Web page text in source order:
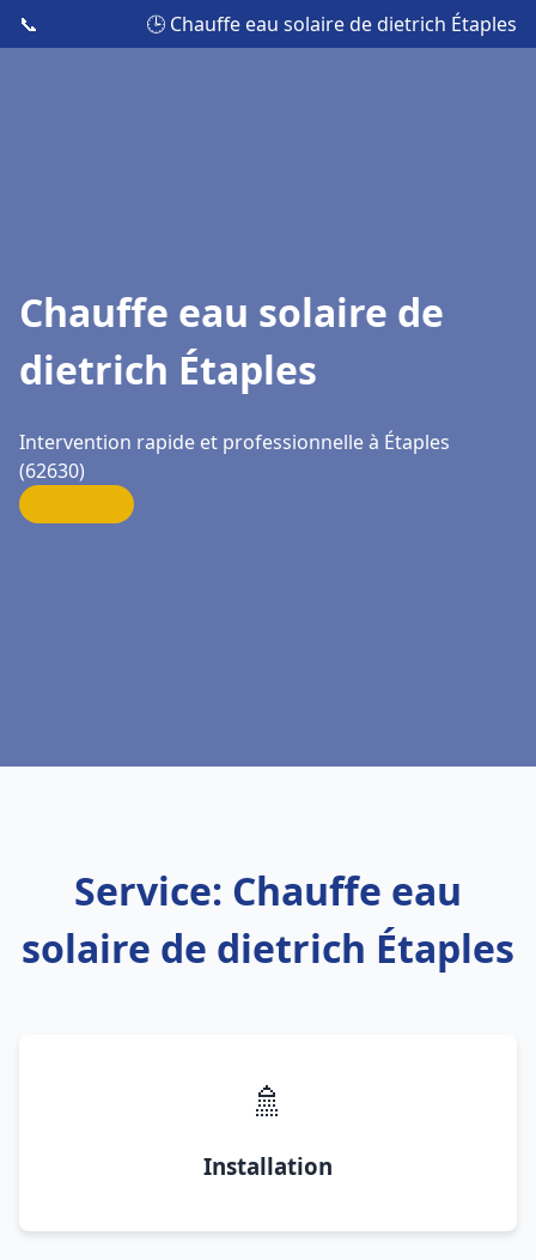
📞 🕒 Chauffe eau solaire de dietrich Étaples
Chauffe eau solaire de
dietrich Étaples
Intervention rapide et professionnelle à Étaples
(62630)
Service: Chauffe eau
solaire de dietrich Étaples
🚿
Installation